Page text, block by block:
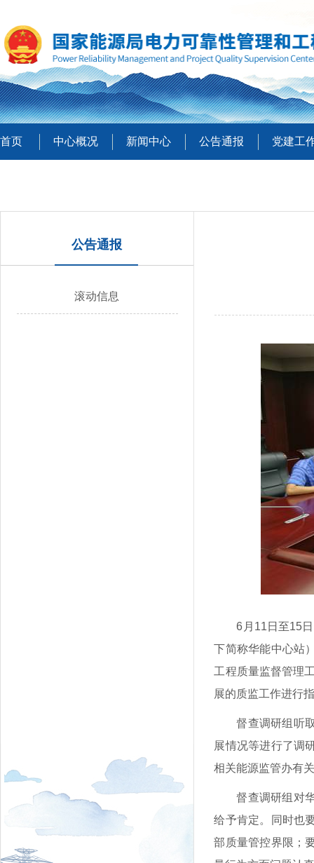
首页 中心概况 新闻中心 公告通报 党建工
公告通报
滚动信息
6月11日至15
下简称华能中心站
工程质量监督管理
展的质监工作进行
督查调研组听
展情况等进行了调
相关能源监管办有
督查调研组对
给予肯定。同时也
部质量管控界限；